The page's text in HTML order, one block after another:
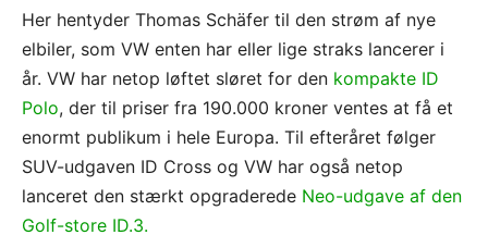
Her hentyder Thomas Schäfer til den strøm af nye
elbiler, som VW enten har eller lige straks lancerer i
år. VW har netop løftet sløret for den kompakte ID
Polo, der til priser fra 190.000 kroner ventes at få et
enormt publikum i hele Europa. Til efteråret følger
SUV-udgaven ID Cross og VW har også netop
lanceret den stærkt opgraderede Neo-udgave af den
Golf-store ID.3.